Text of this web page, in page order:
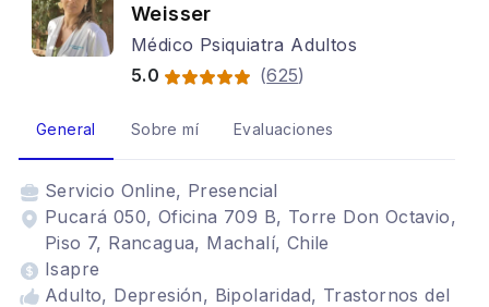
Weisser
Médico Psiquiatra Adultos
5.0
(625)
General Sobre mí Evaluaciones
Servicio Online, Presencial
Pucará 050, Oficina 709 B, Torre Don Octavio,
Piso 7, Rancagua, Machalí, Chile
Isapre
Adulto, Depresión, Bipolaridad, Trastornos del